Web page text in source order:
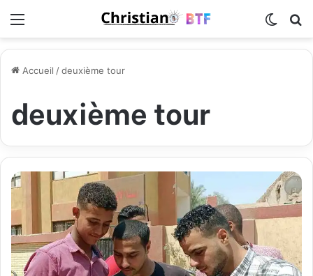
Accueil /deuxième tour
deuxième tour